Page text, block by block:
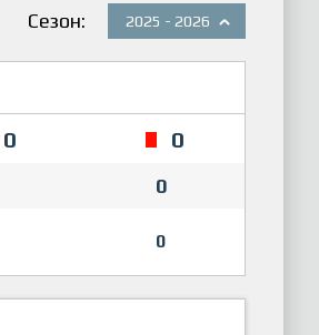
2025 - 2026
Сезон:
0 0
0
0